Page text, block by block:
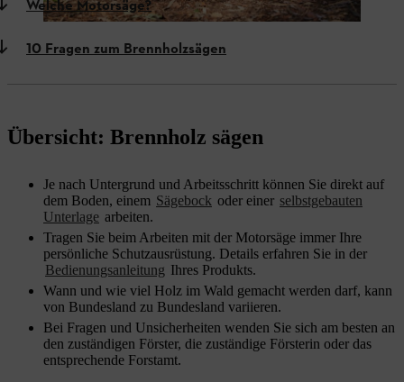
Welche Motorsäge?
10 Fragen zum Brennholzsägen
Übersicht: Brennholz sägen
Je nach Untergrund und Arbeitsschritt können Sie direkt auf
dem Boden, einem Sägebock oder einer selbstgebauten
Unterlage arbeiten.
Tragen Sie beim Arbeiten mit der Motorsäge immer Ihre
persönliche Schutzausrüstung. Details erfahren Sie in der
Bedienungsanleitung Ihres Produkts.
Wann und wie viel Holz im Wald gemacht werden darf, kann
von Bundesland zu Bundesland variieren.
Bei Fragen und Unsicherheiten wenden Sie sich am besten an
den zuständigen Förster, die zuständige Försterin oder das
entsprechende Forstamt.